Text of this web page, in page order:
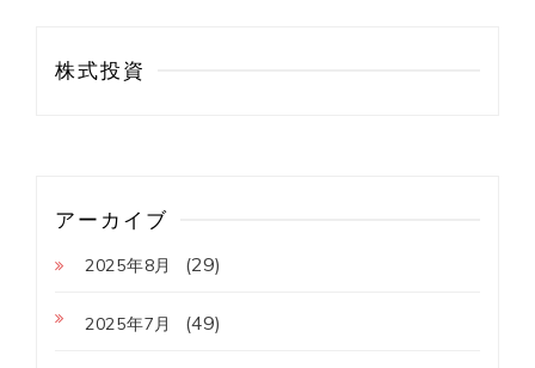
株式投資
アーカイブ
2025年8月 (29)
2025年7月 (49)